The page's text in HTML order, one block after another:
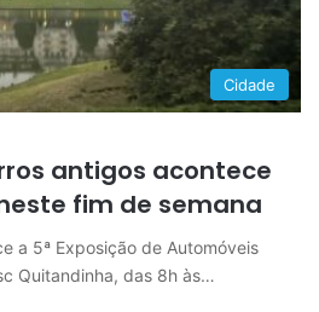
Cidade
antigos acontece
fim de semana
a 5ª Exposição de Automóveis
Quitandinha, das 8h às…